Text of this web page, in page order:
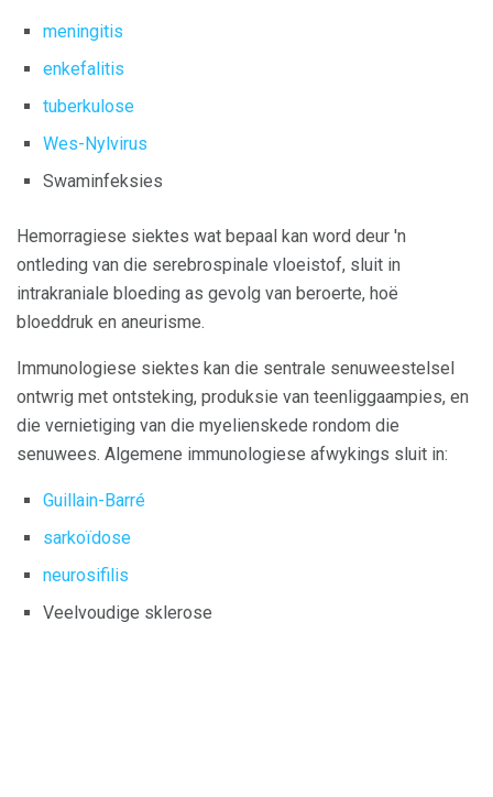
meningitis
enkefalitis
tuberkulose
Wes-Nylvirus
Swaminfeksies
Hemorragiese siektes wat bepaal kan word deur 'n
ontleding van die serebrospinale vloeistof, sluit in
intrakraniale bloeding as gevolg van beroerte, hoë
bloeddruk en aneurisme.
Immunologiese siektes kan die sentrale senuweestelsel
ontwrig met ontsteking, produksie van teenliggaampies, en
die vernietiging van die myelienskede rondom die
senuwees. Algemene immunologiese afwykings sluit in:
Guillain-Barré
sarkoïdose
neurosifilis
Veelvoudige sklerose